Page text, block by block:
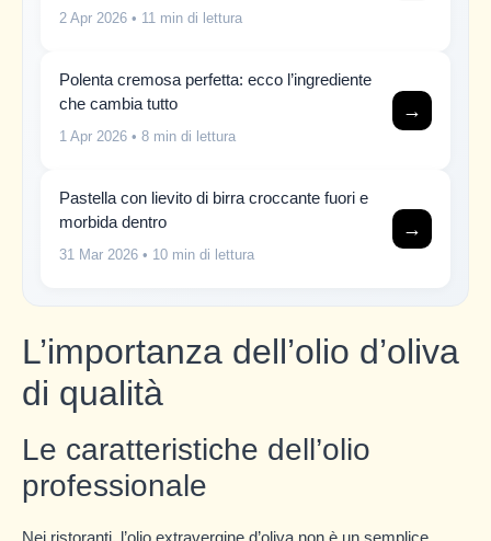
2 Apr 2026 • 11 min di lettura
Polenta cremosa perfetta: ecco l’ingrediente
che cambia tutto
1 Apr 2026 • 8 min di lettura
→
Pastella con lievito di birra croccante fuori e
morbida dentro
31 Mar 2026 • 10 min di lettura
→
L’importanza dell’olio d’oliva
di qualità
Le caratteristiche dell’olio
professionale